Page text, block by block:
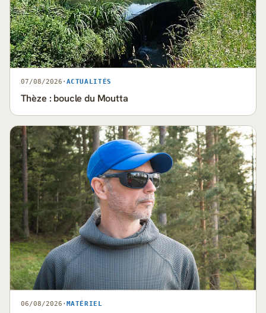
07/08/2026 · ACTUALITÉS
Thèze : boucle du Moutta
06/08/2026 · MATÉRIEL